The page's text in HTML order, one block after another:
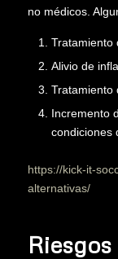
no médicos.
Tratamiento
Alivio de
Tratamiento
Incremento
condiciones
https://kick-it-
alternativas/